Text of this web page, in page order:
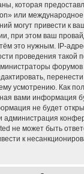
которая
или
могут привести к
при этом ваш
это нужным. IP-
проведения такой
усмотрению. Как
вами информация
не будет
администрация
не может быть
к